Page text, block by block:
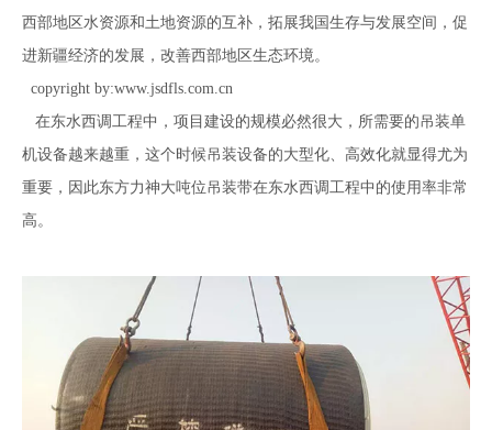
西部地区水资源和土地资源的互补，拓展我国生存与发展空间，促
进新疆经济的发展，改善西部地区生态环境。
copyright by:www.jsdfls.com.cn
在东水西调工程中，项目建设的规模必然很大，所需要的吊装单
机设备越来越重，这个时候吊装设备的大型化、高效化就显得尤为
重要，因此东方力神大吨位吊装带在东水西调工程中的使用率非常
高。